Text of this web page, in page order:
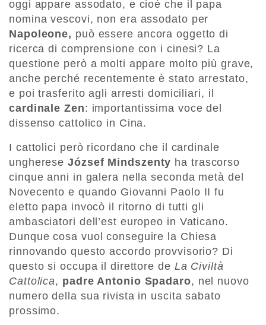
oggi appare assodato, e cioè che il papa
nomina vescovi, non era assodato per
Napoleone, può essere ancora oggetto di
ricerca di comprensione con i cinesi? La
questione però a molti appare molto più grave,
anche perché recentemente è stato arrestato,
e poi trasferito agli arresti domiciliari, il
cardinale Zen: importantissima voce del
dissenso cattolico in Cina.
I cattolici però ricordano che il cardinale
unghereseJózsef Mindszenty ha trascorso
cinque anni in galera nella seconda metà del
Novecento e quando Giovanni Paolo II fu
eletto papa invocò il ritorno di tutti gli
ambasciatori dell’est europeo in Vaticano.
Dunque cosa vuol conseguire la Chiesa
rinnovando questo accordo provvisorio? Di
questo si occupa il direttore de La Civiltà
Cattolica, padre Antonio Spadaro, nel nuovo
numero della sua rivista in uscita sabato
prossimo.